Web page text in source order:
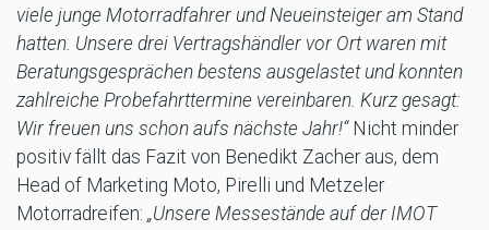
viele junge Motorradfahrer und Neueinsteiger am Stand
hatten. Unsere drei Vertragshändler vor Ort waren mit
Beratungsgesprächen bestens ausgelastet und konnten
zahlreiche Probefahrttermine vereinbaren. Kurz gesagt:
Wir freuen uns schon aufs nächste Jahr!“Nicht minder
positiv fällt das Fazit von Benedikt Zacher aus, dem
Head of Marketing Moto, Pirelli und Metzeler
Motorradreifen: „Unsere Messestände auf der IMOT